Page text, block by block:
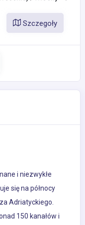
Szczegoły
i niezwykłe
się na północy
Adriatyckiego.
150 kanałów i